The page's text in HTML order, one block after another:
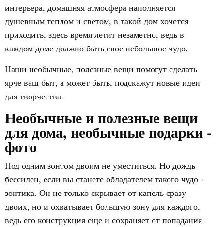
интерьера, домашняя атмосфера наполняется
душевным теплом и светом, в такой дом хочется
приходить, здесь время летит незаметно, ведь в
каждом доме должно быть свое небольшое чудо.
Наши необычные, полезные вещи помогут сделать
ярче ваш быт, а может быть, подскажут новые идеи
для творчества.
Необычные и полезные вещи
для дома, необычные подарки -
фото
Под одним зонтом двоим не уместиться. Но дождь
бессилен, если вы станете обладателем такого чудо -
зонтика. Он не только скрывает от капель сразу
двоих, но и охватывает большую зону для каждого,
ведь его конструкция еще и сохраняет от попадания